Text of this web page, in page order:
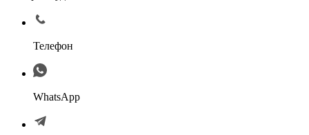
Телефон
WhatsApp